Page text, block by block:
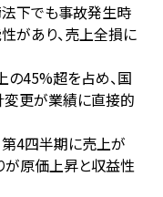
下でも事故発生時
があり、売上全損に
45%超を占め、国
更が業績に直接的
4四半期に売上が
が原価上昇と収益性